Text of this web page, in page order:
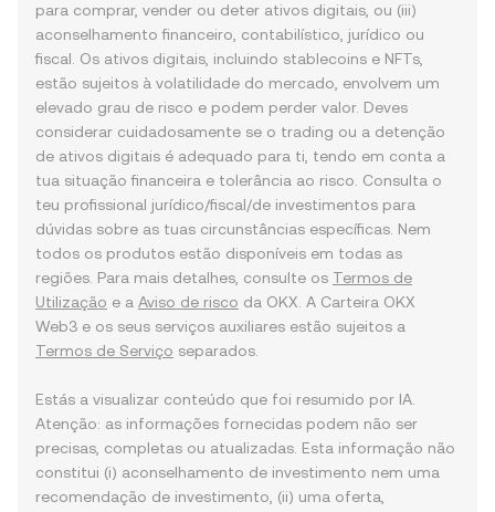
para comprar, vender ou deter ativos digitais, ou (iii)
aconselhamento financeiro, contabilístico, jurídico ou
fiscal. Os ativos digitais, incluindo stablecoins e NFTs,
estão sujeitos à volatilidade do mercado, envolvem um
elevado grau de risco e podem perder valor. Deves
considerar cuidadosamente se o trading ou a detenção
de ativos digitais é adequado para ti, tendo em conta a
tua situação financeira e tolerância ao risco. Consulta o
teu profissional jurídico/fiscal/de investimentos para
dúvidas sobre as tuas circunstâncias específicas. Nem
todos os produtos estão disponíveis em todas as
regiões. Para mais detalhes, consulte os Termos de
Utilização e a Aviso de risco da OKX. A Carteira OKX
Web3 e os seus serviços auxiliares estão sujeitos a
Termos de Serviço separados.
Estás a visualizar conteúdo que foi resumido por IA.
Atenção: as informações fornecidas podem não ser
precisas, completas ou atualizadas. Esta informação não
constitui (i) aconselhamento de investimento nem uma
recomendação de investimento, (ii) uma oferta,